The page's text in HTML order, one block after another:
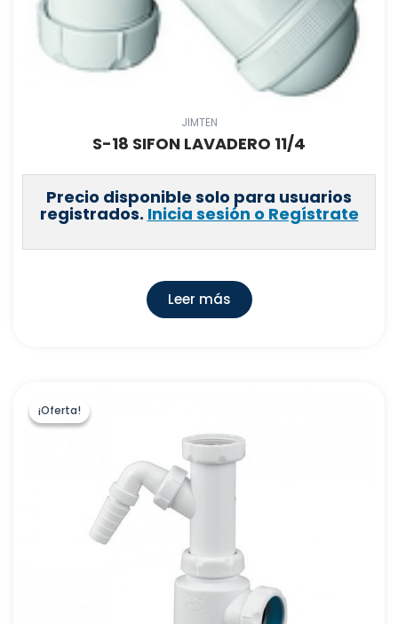
JIMTEN
S-18 SIFON LAVADERO 11/4
Precio disponible solo para usuarios
registrados. Inicia sesión o Regístrate
Leer más
¡Oferta!
¡Oferta!